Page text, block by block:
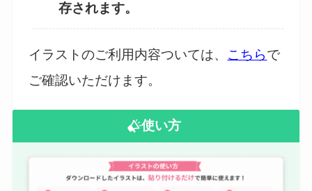
存されます。
イラストのご利用内容ついては、 こちらで
ご確認いただけます。
使い方